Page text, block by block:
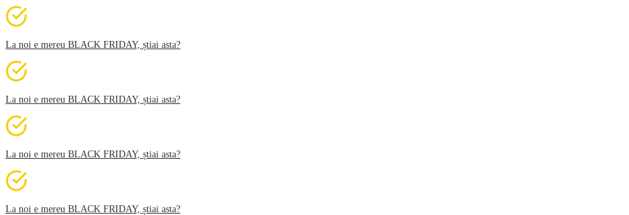
La noi e mereu BLACK FRIDAY, știai asta?
La noi e mereu BLACK FRIDAY, știai asta?
La noi e mereu BLACK FRIDAY, știai asta?
La noi e mereu BLACK FRIDAY, știai asta?